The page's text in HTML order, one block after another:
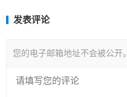
发表评论
您的电子邮箱地址不会被公开。